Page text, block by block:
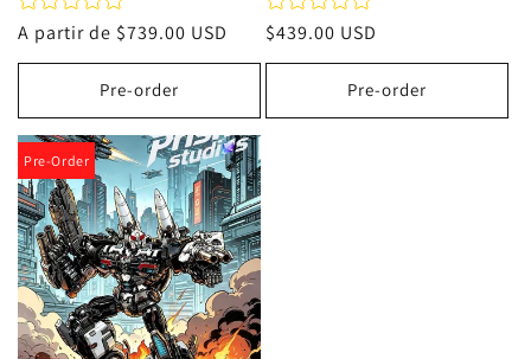
Precio
habitual
A partir de $739.00 USD
Pre-order
Precio
habitual
$439.00 USD
Pre-order
Pre-Order